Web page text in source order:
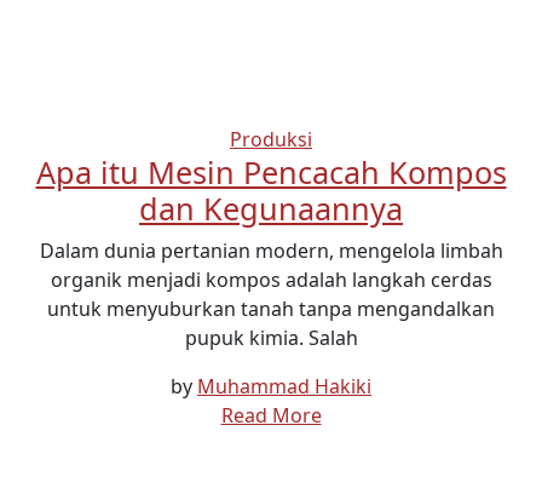
Produksi
Apa itu Mesin Pencacah Kompos
dan Kegunaannya
Dalam dunia pertanian modern, mengelola limbah
organik menjadi kompos adalah langkah cerdas
untuk menyuburkan tanah tanpa mengandalkan
pupuk kimia. Salah
by Muhammad Hakiki
Read More